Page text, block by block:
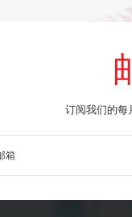
订阅我们的每